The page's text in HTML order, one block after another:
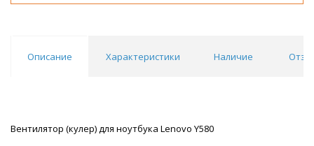
Описание Характеристики Наличие
Вентилятор (кулер) для ноутбука Lenovo Y580